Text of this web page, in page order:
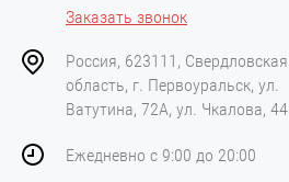
Заказать звонок
Россия, 623111, Свердловская
область, г. Первоуральск, ул.
Ватутина, 72А, ул. Чкалова, 44
Ежедневно с 9:00 до 20:00